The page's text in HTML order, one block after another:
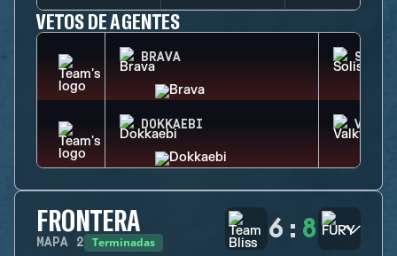
VETOS DE AGENTES
BRAVA SOLIS
DOKKAEBI
FRONTERA
MAPA 2 Terminadas 6 : 8